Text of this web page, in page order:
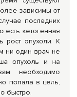
зависимы от
последних
есть кетогенная
рост опухоли. К
ни один врач не
опухоль и на
необходимо
попала в цель,
быстро.